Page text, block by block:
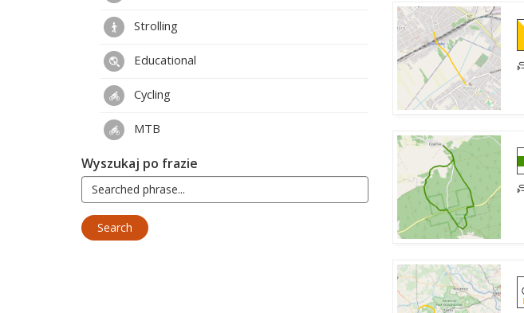
Strolling
Educational
Cycling
MTB
Wyszukaj po frazie